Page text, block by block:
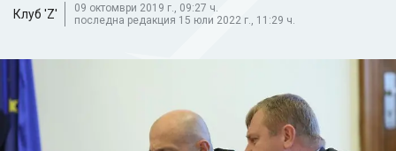
Клуб 'Z'
09 октомври 2019 г., 09:27 ч.
последна редакция 15 юли 2022 г., 11:29 ч.